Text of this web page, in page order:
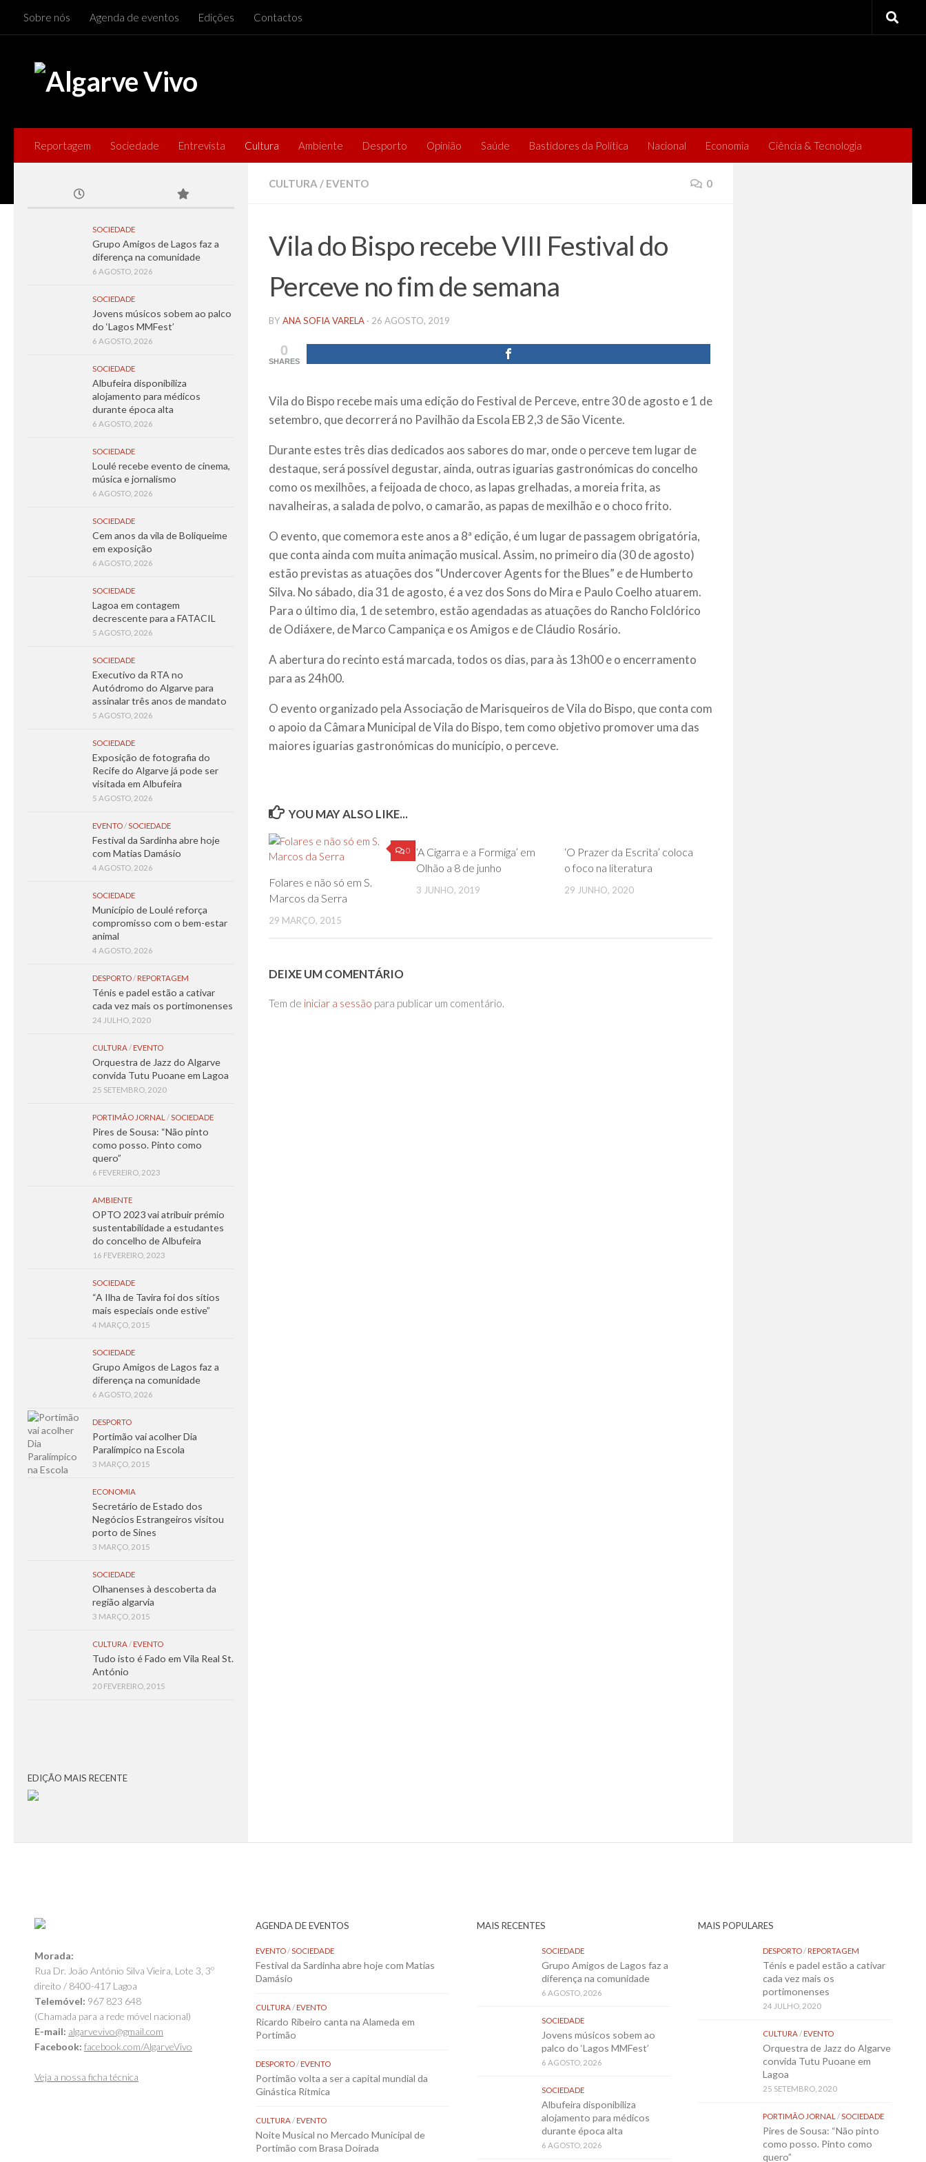
Skip to content
Sobre nós Agenda de eventos Edições Contactos
Reportagem Sociedade Entrevista Cultura Ambiente Desporto Opinião Saúde Bastidores da Política Nacional Economia Ciência & Tecnologia
CULTURA / EVENTO 0
Vila do Bispo recebe VIII Festival do
Perceve no fim de semana
BY ANA SOFIA VARELA · 26 AGOSTO, 2019
0
SHARES
Vila do Bispo recebe mais uma edição do Festival de Perceve, entre 30 de agosto e 1 de
setembro, que decorrerá no Pavilhão da Escola EB 2,3 de São Vicente.
Durante estes três dias dedicados aos sabores do mar, onde o perceve tem lugar de
destaque, será possível degustar, ainda, outras iguarias gastronómicas do concelho
como os mexilhões, a feijoada de choco, as lapas grelhadas, a moreia frita, as
navalheiras, a salada de polvo, o camarão, as papas de mexilhão e o choco frito.
O evento, que comemora este anos a 8ª edição, é um lugar de passagem obrigatória,
que conta ainda com muita animação musical. Assim, no primeiro dia (30 de agosto)
estão previstas as atuações dos “Undercover Agents for the Blues” e de Humberto
Silva. No sábado, dia 31 de agosto, é a vez dos Sons do Mira e Paulo Coelho atuarem.
Para o último dia, 1 de setembro, estão agendadas as atuações do Rancho Folclórico
de Odiáxere, de Marco Campaniça e os Amigos e de Cláudio Rosário.
A abertura do recinto está marcada, todos os dias, para às 13h00 e o encerramento
para as 24h00.
O evento organizado pela Associação de Marisqueiros de Vila do Bispo, que conta com
o apoio da Câmara Municipal de Vila do Bispo, tem como objetivo promover uma das
maiores iguarias gastronómicas do município, o perceve.
YOU MAY ALSO LIKE...
0
Folares e não só em S.
Marcos da Serra
29 MARÇO, 2015
‘A Cigarra e a Formiga’ em
Olhão a 8 de junho
3 JUNHO, 2019
‘O Prazer da Escrita’ coloca
o foco na literatura
29 JUNHO, 2020
DEIXE UM COMENTÁRIO
Tem de iniciar a sessão para publicar um comentário.
SOCIEDADE
Grupo Amigos de Lagos faz a
diferença na comunidade
6 AGOSTO, 2026
SOCIEDADE
Jovens músicos sobem ao palco
do ‘Lagos MMFest’
6 AGOSTO, 2026
SOCIEDADE
Albufeira disponibiliza
alojamento para médicos
durante época alta
6 AGOSTO, 2026
SOCIEDADE
Loulé recebe evento de cinema,
música e jornalismo
6 AGOSTO, 2026
SOCIEDADE
Cem anos da vila de Boliqueime
em exposição
6 AGOSTO, 2026
SOCIEDADE
Lagoa em contagem
decrescente para a FATACIL
5 AGOSTO, 2026
SOCIEDADE
Executivo da RTA no
Autódromo do Algarve para
assinalar três anos de mandato
5 AGOSTO, 2026
SOCIEDADE
Exposição de fotografia do
Recife do Algarve já pode ser
visitada em Albufeira
5 AGOSTO, 2026
EVENTO/SOCIEDADE
Festival da Sardinha abre hoje
com Matias Damásio
4 AGOSTO, 2026
SOCIEDADE
Município de Loulé reforça
compromisso com o bem-estar
animal
4 AGOSTO, 2026
DESPORTO/ REPORTAGEM
Ténis e padel estão a cativar
cada vez mais os portimonenses
24 JULHO, 2020
CULTURA/ EVENTO
Orquestra de Jazz do Algarve
convida Tutu Puoane em Lagoa
25 SETEMBRO, 2020
PORTIMÃO JORNAL /SOCIEDADE
Pires de Sousa: “Não pinto
como posso. Pinto como
quero”
6 FEVEREIRO, 2023
AMBIENTE
OPTO 2023 vai atribuir prémio
sustentabilidade a estudantes
do concelho de Albufeira
16 FEVEREIRO, 2023
SOCIEDADE
“A Ilha de Tavira foi dos sítios
mais especiais onde estive”
4 MARÇO, 2015
SOCIEDADE
Grupo Amigos de Lagos faz a
diferença na comunidade
6 AGOSTO, 2026
DESPORTO
Portimão vai acolher Dia
Paralímpico na Escola
3 MARÇO, 2015
ECONOMIA
Secretário de Estado dos
Negócios Estrangeiros visitou
porto de Sines
3 MARÇO, 2015
SOCIEDADE
Olhanenses à descoberta da
região algarvia
3 MARÇO, 2015
CULTURA/ EVENTO
Tudo isto é Fado em Vila Real St.
António
20 FEVEREIRO, 2015
EDIÇÃO MAIS RECENTE
Morada:
Rua Dr. João António Silva Vieira, Lote 3, 3º
direito / 8400-417 Lagoa
Telemóvel: 967 823 648
(Chamada para a rede móvel nacional)
E-mail: algarvevivo@gmail.com
Facebook: facebook.com/AlgarveVivo
Veja a nossa ficha técnica
AGENDA DE EVENTOS
EVENTO/SOCIEDADE
Festival da Sardinha abre hoje com Matias
Damásio
CULTURA/EVENTO
Ricardo Ribeiro canta na Alameda em
Portimão
DESPORTO/EVENTO
Portimão volta a ser a capital mundial da
Ginástica Rítmica
CULTURA/EVENTO
Noite Musical no Mercado Municipal de
Portimão com Brasa Doirada
MAIS RECENTES
SOCIEDADE
Grupo Amigos de Lagos faz a
diferença na comunidade
6 AGOSTO, 2026
SOCIEDADE
Jovens músicos sobem ao
palco do ‘Lagos MMFest’
6 AGOSTO, 2026
SOCIEDADE
Albufeira disponibiliza
alojamento para médicos
durante época alta
6 AGOSTO, 2026
MAIS POPULARES
DESPORTO/REPORTAGEM
Ténis e padel estão a cativar
cada vez mais os
portimonenses
24 JULHO, 2020
CULTURA/EVENTO
Orquestra de Jazz do Algarve
convida Tutu Puoane em
Lagoa
25 SETEMBRO, 2020
PORTIMÃO JORNAL /SOCIEDADE
Pires de Sousa: “Não pinto
como posso. Pinto como
quero”